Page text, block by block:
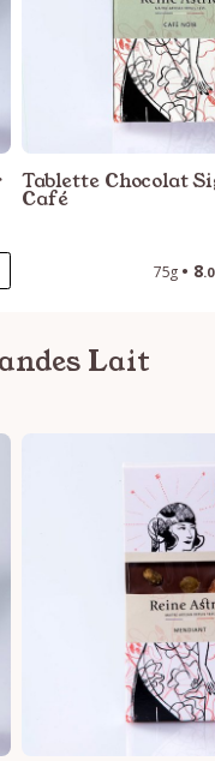
Tablette Chocolat
Café
75g 8
Lait